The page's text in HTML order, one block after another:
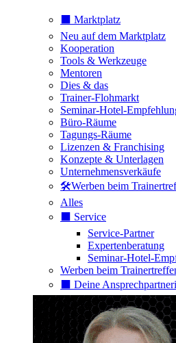
⬛️ Marktplatz
Neu auf dem Marktplatz
Kooperation
Tools & Werkzeuge
Mentoren
Dies & das
Trainer-Flohmarkt
Seminar-Hotel-
Büro-Räume
Tagungs-Räume
Lizenzen & Franchising
Konzepte & Unterlagen
Unternehmensverkäufe
🛠️Werben beim
Alles
⬛️ Service
Service-Partner
Expertenberatung
Seminar-Hotel-
Werben beim
⬛️ Deine